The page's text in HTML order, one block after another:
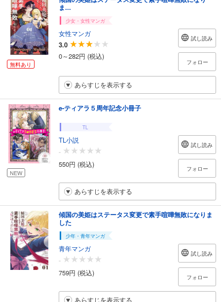
無料あり
ま...
少女・女性マンガ
女性マンガ
3.0
0～282円 (税込)
試し読み
フォロー
あらすじを表示する
NEW
e-ティアラ５周年記念小冊子
TL
TL小説
-
550円 (税込)
試し読み
フォロー
あらすじを表示する
傾国の美姫はステータス変更で素手喧嘩無敗になりま
した
少年・青年マンガ
青年マンガ
-
759円 (税込)
試し読み
フォロー
あらすじを表示する